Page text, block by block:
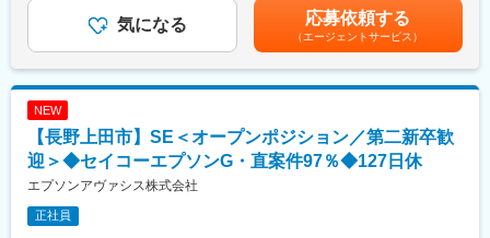
クスタイム制を導入しています。
・リモートワーク：上司との合意のものと、社員それぞれのライ
フスタイルにあわせた働き方のひとつとして、全社員が利用でき
ます。
・離職率は業界平均を大幅に下回っています。このことからも、
■働く環境：
・中途入社者やUターン・Iターン入社者の比率も多く、多様な経
験・スキルを持った社員が働いています。
・本社周辺は、豊かな自然に囲まれています。社屋も2020年12月
に改装。快適な環境で働くことができます。
■業務詳細：
製品やクラウドと連携するタブレット、スマホ向けアプリケーシ
ョン開発などを要求分析から、設計、実装、テストまで、ソフト
ウェア開発の上流から一貫して携わっていただきます。
・これまでの経験を活かしつつ、新しく専門的な技術を身につけ
ることで、事業に貢献していただくことが可能です。
・まずは小規模チームの設計・実装からスタートし、技術力およ
び製品知識を獲得していただきます。その後は、プロジェクトリ
ーダー、開発チームマネージャーなど、技術とマネジメントの両
面でキャリアを広げられるポジションです。
ら4ヶ月に分けて支給）■賞与：年2回※過去実績賃金はあくまでも
目安の金額であり、選考を通じて上下する可能性があります。月
給(月額)は固定手当を含めた表記です。
気になる 応募依頼する
（エージェントサービス）
NEW
【長野上田市】SE＜オープンポジション／第二新卒歓
迎＞◆セイコーエプソンG・直案件97％◆127日休
エプソンアヴァシス株式会社
正社員